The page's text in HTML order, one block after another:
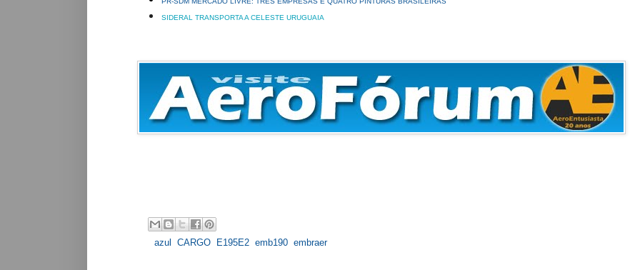
SIDERAL TRANSPORTA A CELESTE URUGUAIA
azul CARGO E195E2 emb190 embraer